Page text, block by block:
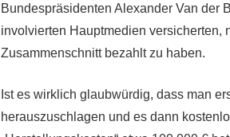
Bundespräsidenten Alexander Van
involvierten Hauptmedien versicherten,
Zusammenschnitt bezahlt zu haben.
Ist es wirklich glaubwürdig, dass man
herauszuschlagen und es dann